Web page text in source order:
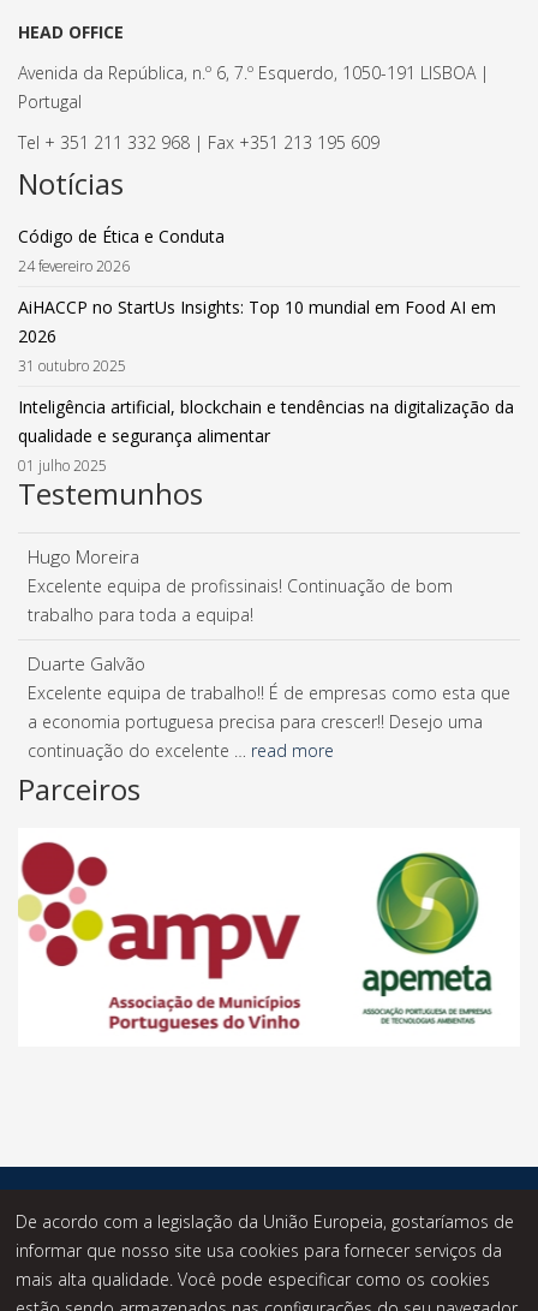
HEAD OFFICE
Avenida da República, n.º 6, 7.º Esquerdo, 1050-191 LISBOA |
Portugal
Tel + 351 211 332 968 | Fax +351 213 195 609
Notícias
Código de Ética e Conduta
24 fevereiro 2026
AiHACCP no StartUs Insights: Top 10 mundial em Food AI em
2026
31 outubro 2025
Inteligência artificial, blockchain e tendências na digitalização da
qualidade e segurança alimentar
01 julho 2025
Testemunhos
Hugo Moreira
Excelente equipa de profissinais! Continuação de bom
trabalho para toda a equipa!
Duarte Galvão
Excelente equipa de trabalho!! É de empresas como esta que
a economia portuguesa precisa para crescer!! Desejo uma
continuação do excelente … read more
Parceiros
Reservados.
De acordo com a legislação da União Europeia, gostaríamos de
informar que nosso site usa cookies para fornecer serviços da
mais alta qualidade. Você pode especificar como os cookies